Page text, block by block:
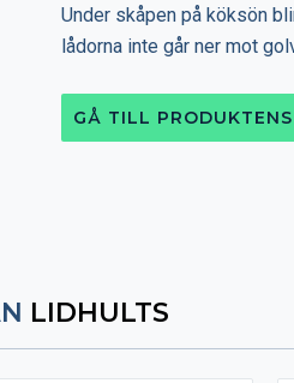
Under skåpen på köksön
lådorna inte går ner mot
GÅ TILL
LIDHULTS